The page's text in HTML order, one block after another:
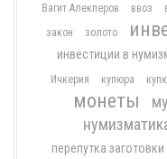
Вагит Алекперов ввоз
закон
золото
инвестиции в
Ичкерия
купюра
монеты
перепутка заготовки